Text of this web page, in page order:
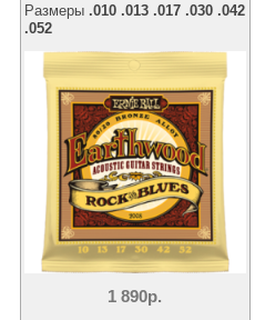
Размеры .010 .013 .017 .030 .042
.052
1 890р.